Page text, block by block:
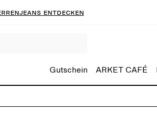
entdecken
Gutschein ARKET CAFÉ